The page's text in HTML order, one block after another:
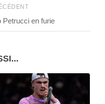
Petrucci en furie